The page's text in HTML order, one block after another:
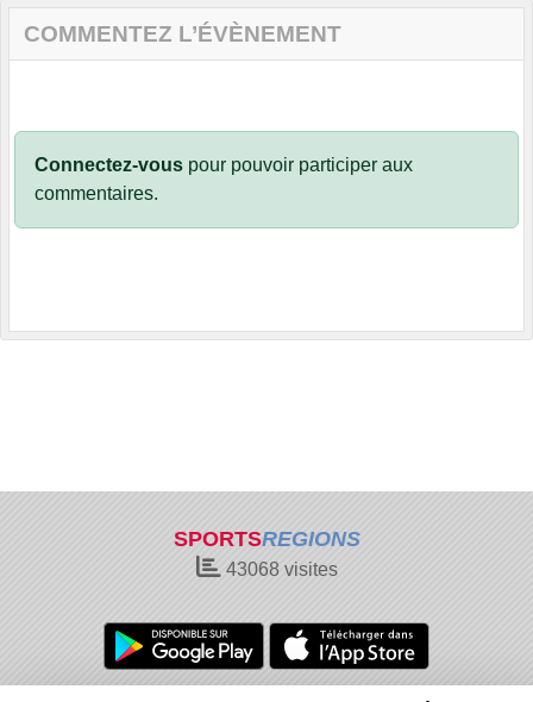
COMMENTEZ L’ÉVÈNEMENT
Connectez-vous pour pouvoir participer aux
commentaires.
SPORTSREGIONS
43068visites